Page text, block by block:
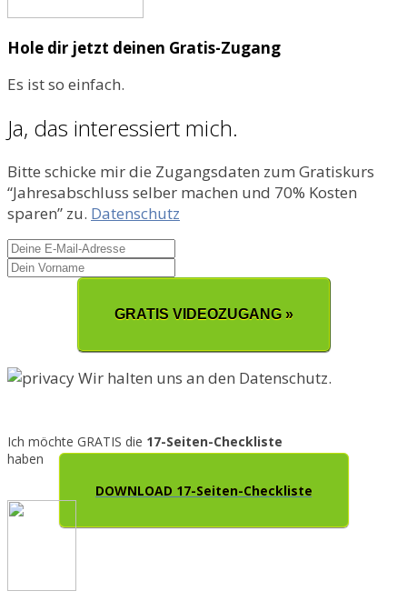
Hole dir jetzt deinen Gratis-Zugang
Es ist so einfach.
Ja, das interessiert mich.
Bitte schicke mir die Zugangsdaten zum Gratiskurs
“Jahresabschluss selber machen und 70% Kosten
sparen” zu. Datenschutz
GRATIS VIDEOZUGANG »
Wir halten uns an den Datenschutz.
Ich möchte GRATIS die 17-Seiten-Checkliste
haben
DOWNLOAD 17-Seiten-Checkliste